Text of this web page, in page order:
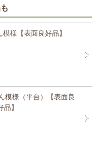
様【表面良好品】
模様（平台）【表面良
品】